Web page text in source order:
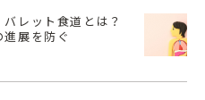
レット食道とは？
展を防ぐ